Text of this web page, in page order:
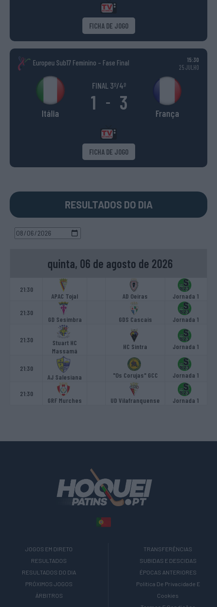
FICHA DE JOGO
Europeu Sub17 Feminino – Fase Final
15:30
25 JULHO
Itália
FINAL 3º/4º
1 - 3 França
FICHA DE JOGO
RESULTADOS DO DIA
quinta, 06 de agosto de 2026
21:30
APAC Tojal
AD Oeiras
Jornada 1
21:30
GD Sesimbra
GDS Cascais Jornada 1
21:30
Stuart HC
Massamá
HC Sintra Jornada 1
21:30
AJ Salesiana
"Os Corujas" GCC Jornada 1
21:30
GRF Murches
UD Vilafranquense Jornada 1
JOGOS EM DIRETO
RESULTADOS
RESULTADOS DO DIA
PRÓXIMOS JOGOS
ÁRBITROS
TRANSFERÊNCIAS
SUBIDAS E DESCIDAS
ÉPOCAS ANTERIORES
Política De Privacidade E
Cookies